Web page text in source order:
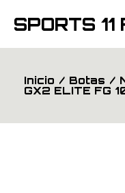
contenido
SPORTS
Inicio Botas
GX2 ELITE FG